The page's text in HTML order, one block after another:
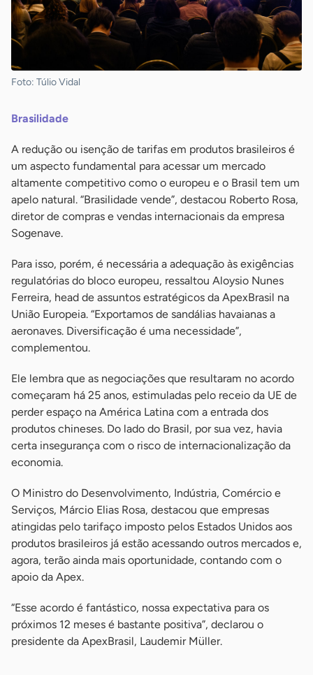
Foto: Túlio Vidal
Brasilidade
A redução ou isenção de tarifas em produtos brasileiros é
um aspecto fundamental para acessar um mercado
altamente competitivo como o europeu e o Brasil tem um
apelo natural. “Brasilidade vende”, destacou Roberto Rosa,
diretor de compras e vendas internacionais da empresa
Sogenave.
Para isso, porém, é necessária a adequação às exigências
regulatórias do bloco europeu, ressaltou Aloysio Nunes
Ferreira, head de assuntos estratégicos da ApexBrasil na
União Europeia. “Exportamos de sandálias havaianas a
aeronaves. Diversificação é uma necessidade”,
complementou.
Ele lembra que as negociações que resultaram no acordo
começaram há 25 anos, estimuladas pelo receio da UE de
perder espaço na América Latina com a entrada dos
produtos chineses. Do lado do Brasil, por sua vez, havia
certa insegurança com o risco de internacionalização da
economia.
O Ministro do Desenvolvimento, Indústria, Comércio e
Serviços, Márcio Elias Rosa, destacou que empresas
atingidas pelo tarifaço imposto pelos Estados Unidos aos
produtos brasileiros já estão acessando outros mercados e,
agora, terão ainda mais oportunidade, contando com o
apoio da Apex.
“Esse acordo é fantástico, nossa expectativa para os
próximos 12 meses é bastante positiva”, declarou o
presidente da ApexBrasil, Laudemir Müller.